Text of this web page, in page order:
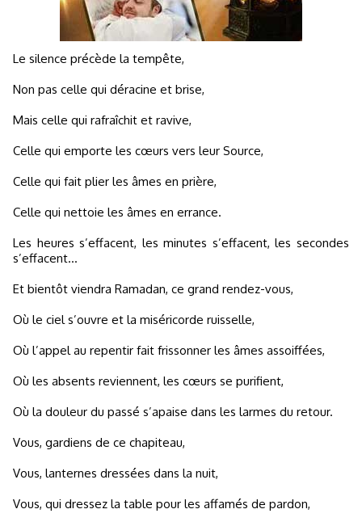
Le silence précède la tempête,
Non pas celle qui déracine et brise,
Mais celle qui rafraîchit et ravive,
Celle qui emporte les cœurs vers leur Source,
Celle qui fait plier les âmes en prière,
Celle qui nettoie les âmes en errance.
Les heures s’effacent, les minutes s’effacent, les secondes
s’effacent…
Et bientôt viendra Ramadan, ce grand rendez-vous,
Où le ciel s’ouvre et la miséricorde ruisselle,
Où l’appel au repentir fait frissonner les âmes assoiffées,
Où les absents reviennent, les cœurs se purifient,
Où la douleur du passé s’apaise dans les larmes du retour.
Vous, gardiens de ce chapiteau,
Vous, lanternes dressées dans la nuit,
Vous, qui dressez la table pour les affamés de pardon,